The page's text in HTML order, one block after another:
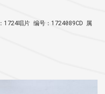
1724唱片 编号：1724089CD 属